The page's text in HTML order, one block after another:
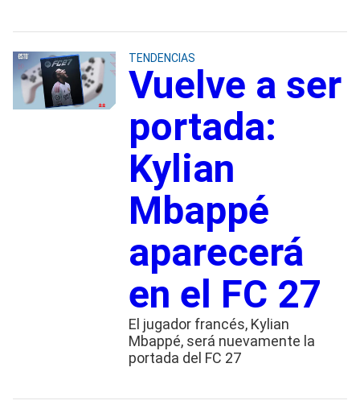
TENDENCIAS
Vuelve a ser
portada:
Kylian
Mbappé
aparecerá
en el FC 27
El jugador francés, Kylian
Mbappé, será nuevamente la
portada del FC 27